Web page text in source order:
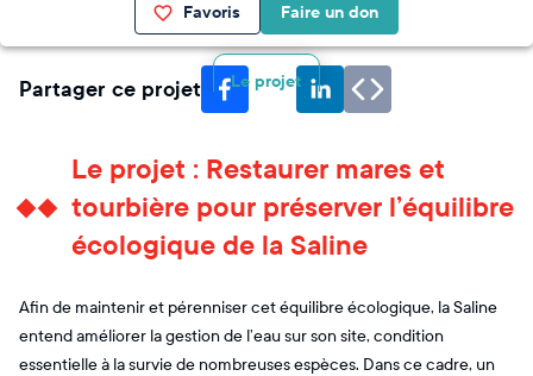
Favoris Faire un don
Le projet
Partager ce projet
Le projet : Restaurer mares et
tourbière pour préserver l’équilibre
écologique de la Saline
Afin de maintenir et pérenniser cet équilibre écologique, la Saline
entend améliorer la gestion de l’eau sur son site, condition
essentielle à la survie de nombreuses espèces. Dans ce cadre, un